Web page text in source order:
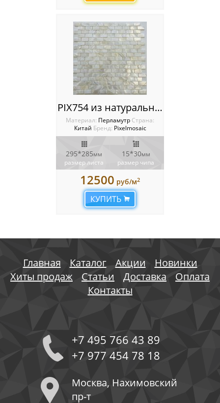
PIX754 из натурального перламутра, чип 15*30 мм, сетка 285х295х2 мм
Материал: Перламутр Cтрана:
Китай Бренд: Pixelmosaic
295*285мм
размер листа
15*30мм
размер чипа
12500 руб/м2
КУПИТЬ
Главная Каталог Акции
Новинки
Хиты продаж
Статьи Доставка
Оплата
Контакты
+7 495 766 43 89
+7 977 454 78 18
Москва, Нахимовский
пр-т